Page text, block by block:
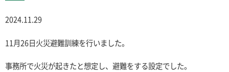
2024.11.29
11月26日火災避難訓練を行いました。
事務所で火災が起きたと想定し、避難をする設定でした。